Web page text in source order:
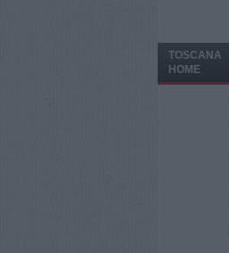
TOSCANA
HOME